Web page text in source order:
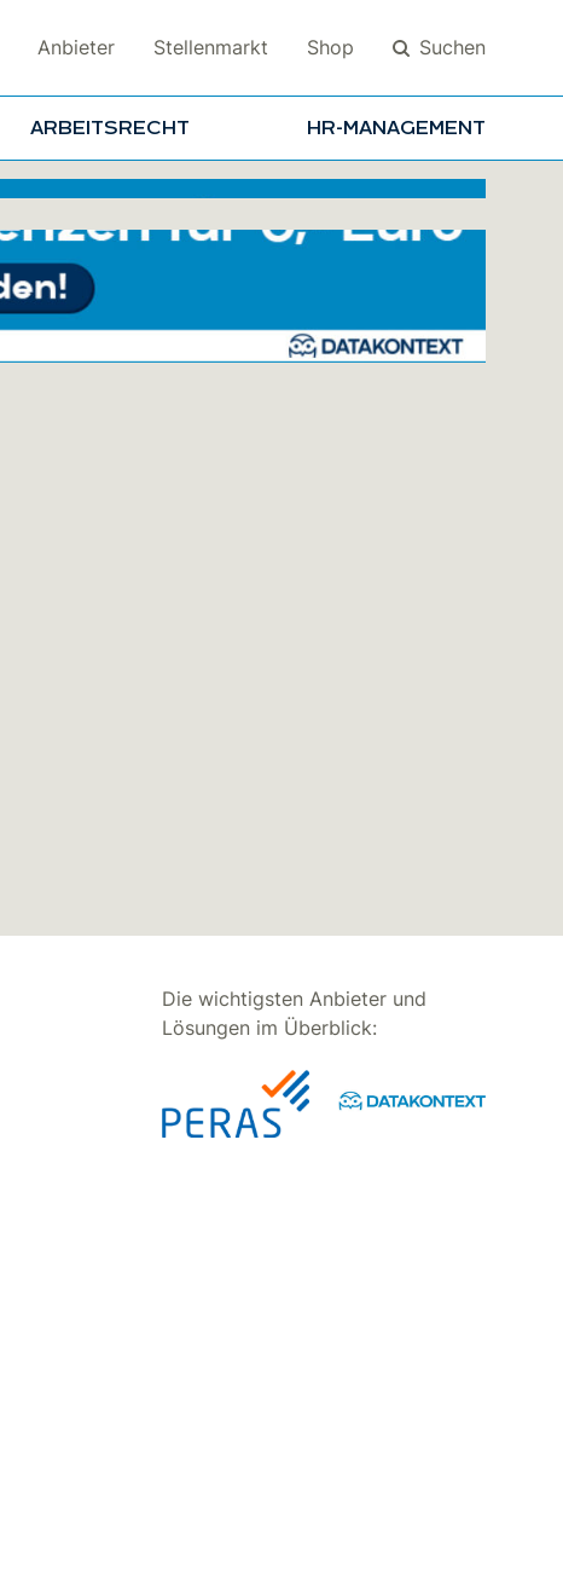
Anbieter Stellenmarkt Shop Suchen
ARBEITSRECHT HR-MANAGEMENT
Die wichtigsten Anbieter und
Lösungen im Überblick: